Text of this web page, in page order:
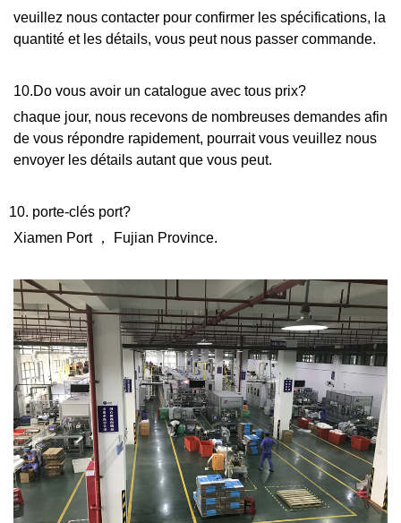
veuillez nous contacter pour confirmer les spécifications, la
quantité et les détails, vous peut nous passer commande.
10.Do vous avoir un catalogue avec tous prix?
chaque jour, nous recevons de nombreuses demandes afin
de vous répondre rapidement, pourrait vous veuillez nous
envoyer les détails autant que vous peut.
10. porte-clés port?
Xiamen Port， Fujian Province.